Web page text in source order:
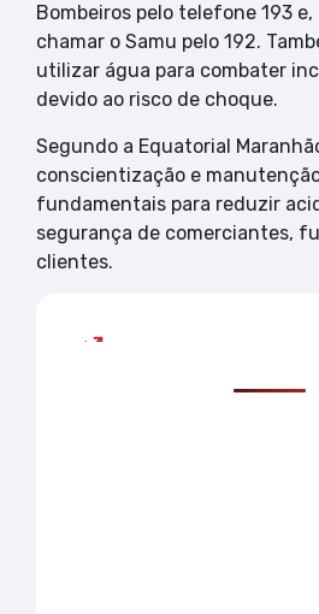
Bombeiros pelo telefone 193
chamar o Samu pelo 192.
utilizar água para combater
devido ao risco de choque.
Segundo a Equatorial
conscientização e
fundamentais para reduzir
segurança de comerciantes,
clientes.